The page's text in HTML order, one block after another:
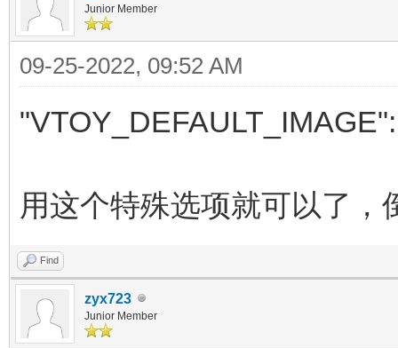
Junior Member
09-25-2022, 09:52 AM
用这个特殊选项就可以了
Find
zyx723
Junior Member